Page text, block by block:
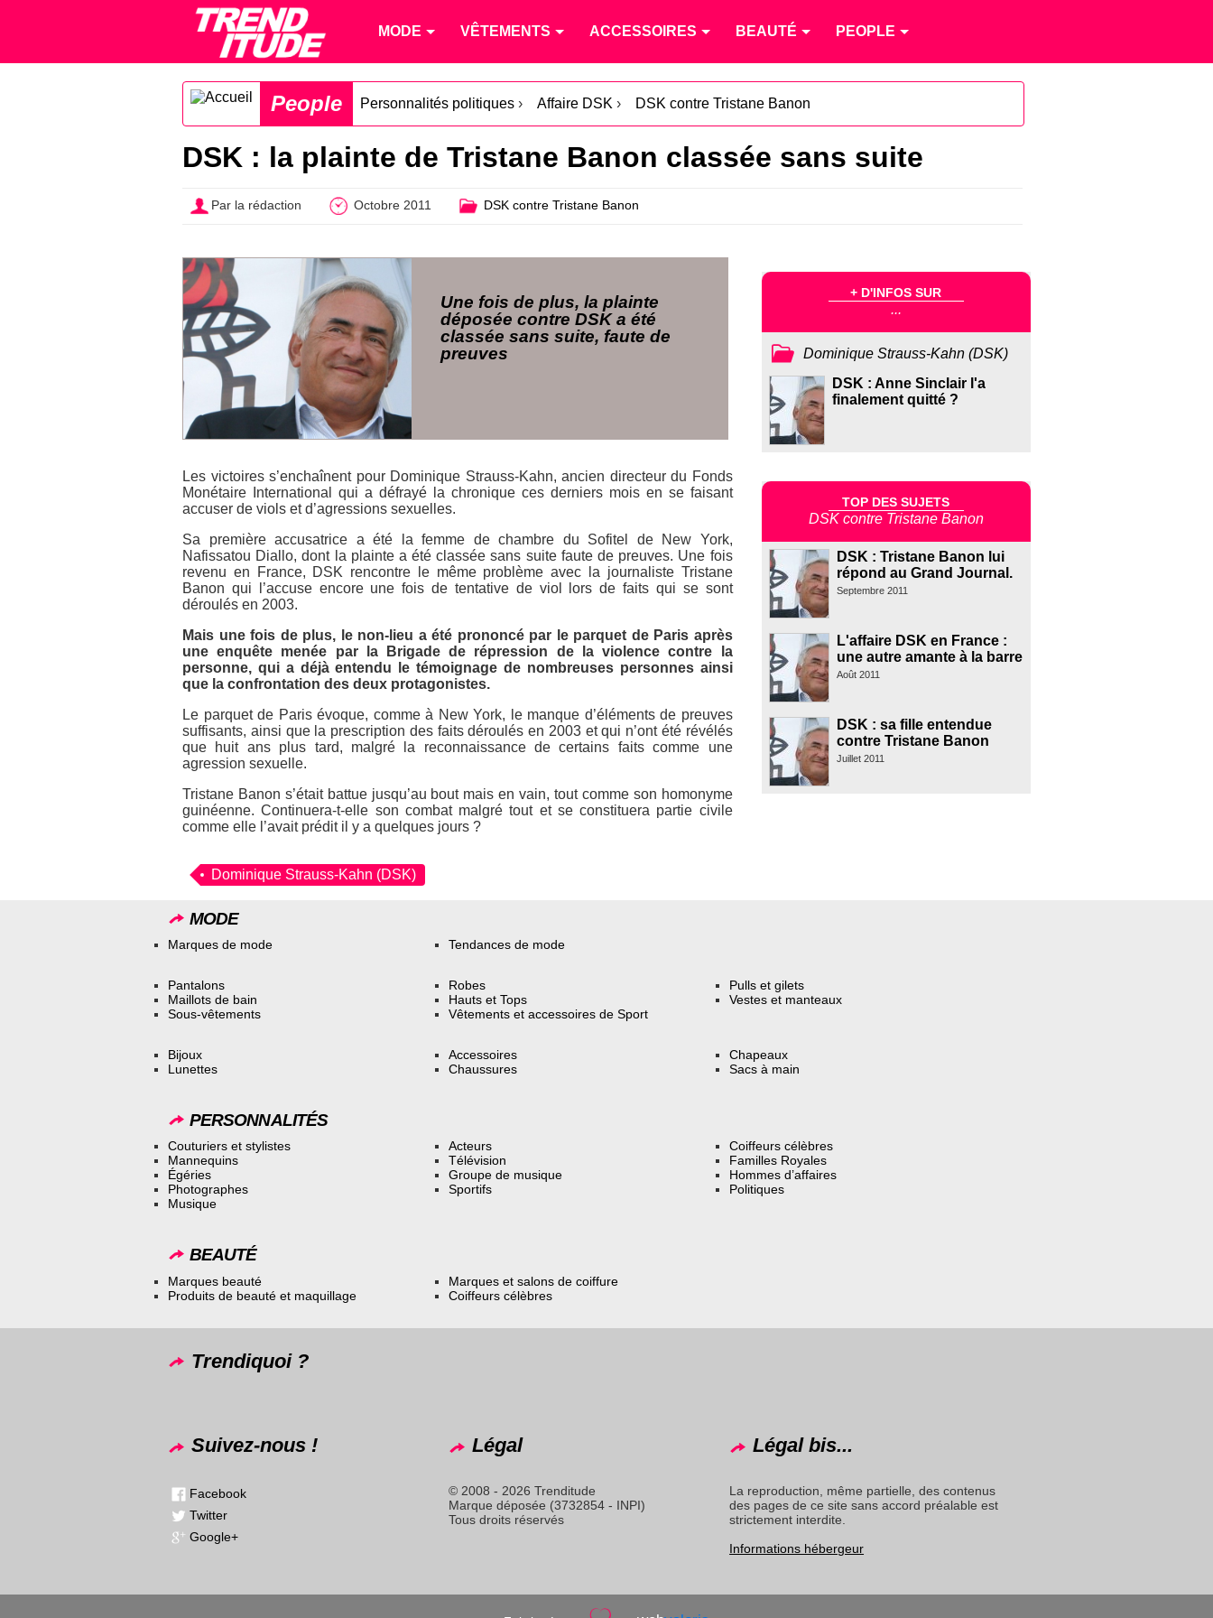
MODE VÊTEMENTS ACCESSOIRES BEAUTÉ PEOPLE
People Personnalités politiques › Affaire DSK › DSK contre Tristane Banon
DSK : la plainte de Tristane Banon classée sans suite
Par la rédaction Octobre 2011 DSK contre Tristane Banon
Une fois de plus, la plainte
déposée contre DSK a été
classée sans suite, faute de
preuves
Les victoires s’enchaînent pour Dominique Strauss-Kahn, ancien directeur du Fonds
Monétaire International qui a défrayé la chronique ces derniers mois en se faisant
accuser de viols et d’agressions sexuelles.
Sa première accusatrice a été la femme de chambre du Sofitel de New York,
Nafissatou Diallo, dont la plainte a été classée sans suite faute de preuves. Une fois
revenu en France, DSK rencontre le même problème avec la journaliste Tristane
Banon qui l’accuse encore une fois de tentative de viol lors de faits qui se sont
déroulés en 2003.
Mais une fois de plus, le non-lieu a été prononcé par le parquet de Paris après
une enquête menée par la Brigade de répression de la violence contre la
personne, qui a déjà entendu le témoignage de nombreuses personnes ainsi
que la confrontation des deux protagonistes.
Le parquet de Paris évoque, comme à New York, le manque d’éléments de preuves
suffisants, ainsi que la prescription des faits déroulés en 2003 et qui n’ont été révélés
que huit ans plus tard, malgré la reconnaissance de certains faits comme une
agression sexuelle.
Tristane Banon s’était battue jusqu’au bout mais en vain, tout comme son homonyme
guinéenne. Continuera-t-elle son combat malgré tout et se constituera partie civile
comme elle l’avait prédit il y a quelques jours ?
Dominique Strauss-Kahn (DSK)
+ D'INFOS SUR
...
Dominique Strauss-Kahn (DSK)
DSK : Anne Sinclair l'a
finalement quitté ?
TOP DES SUJETS
DSK contre Tristane Banon
DSK : Tristane Banon lui
répond au Grand Journal.
Septembre 2011
L'affaire DSK en France :
une autre amante à la barre
Août 2011
DSK : sa fille entendue
contre Tristane Banon
Juillet 2011
MODE
Marques de mode Tendances de mode
Pantalons
Maillots de bain
Sous-vêtements
Robes
Hauts et Tops
Vêtements et accessoires de Sport
Pulls et gilets
Vestes et manteaux
Bijoux
Lunettes
Accessoires
Chaussures
Chapeaux
Sacs à main
PERSONNALITÉS
Couturiers et stylistes
Mannequins
Égéries
Photographes
Musique
Acteurs
Télévision
Groupe de musique
Sportifs
Coiffeurs célèbres
Familles Royales
Hommes d’affaires
Politiques
BEAUTÉ
Marques beauté
Produits de beauté et maquillage
Marques et salons de coiffure
Coiffeurs célèbres
Trendiquoi ?
Suivez-nous !
Facebook
Twitter
Google+
Légal
© 2008 - 2026 Trenditude
Marque déposée (3732854 - INPI)
Tous droits réservés
Légal bis...
La reproduction, même partielle, des contenus
des pages de ce site sans accord préalable est
strictement interdite.
Informations hébergeur